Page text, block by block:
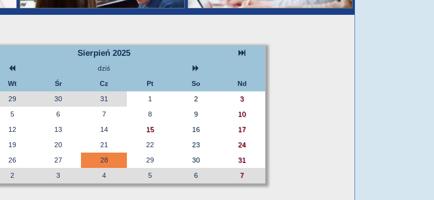
Sierpień 2025
dziś
Wt Śr Cz Pt So
Nd
29 30 31 1 2
3
5 6 7 8 9
10
12 13 14 15 16
17
19 20 21 22 23
24
26 27 28 29 30
31
2 3 4 5 6 7